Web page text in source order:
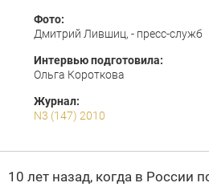
Фото:
Дмитрий Лившиц, - пресс-служб
Интервью подготовила:
Ольга Короткова
Журнал:
N3 (147) 2010
10 лет назад, когда в России